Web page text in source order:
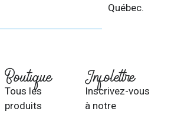
Québec.
Boutique
Tous les
produits
Infolettre
Inscrivez-vous
à notre